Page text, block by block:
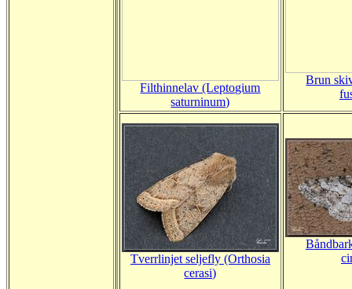
Filthinnelav (Leptogium
saturninum)
Brun
Tverrlinjet seljefly (Orthosia
cerasi)